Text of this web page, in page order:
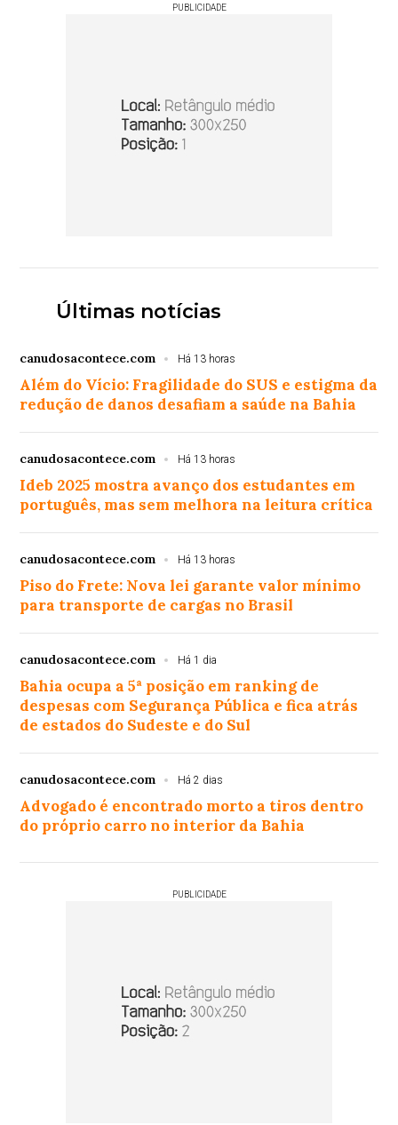
PUBLICIDADE
Últimas notícias
canudosacontece.com Há 13 horas
Além do Vício: Fragilidade do SUS e estigma da
redução de danos desafiam a saúde na Bahia
canudosacontece.com Há 13 horas
Ideb 2025 mostra avanço dos estudantes em
português, mas sem melhora na leitura crítica
canudosacontece.com Há 13 horas
Piso do Frete: Nova lei garante valor mínimo
para transporte de cargas no Brasil
canudosacontece.com Há 1 dia
Bahia ocupa a 5ª posição em ranking de
despesas com Segurança Pública e fica atrás
de estados do Sudeste e do Sul
canudosacontece.com Há 2 dias
Advogado é encontrado morto a tiros dentro
do próprio carro no interior da Bahia
PUBLICIDADE